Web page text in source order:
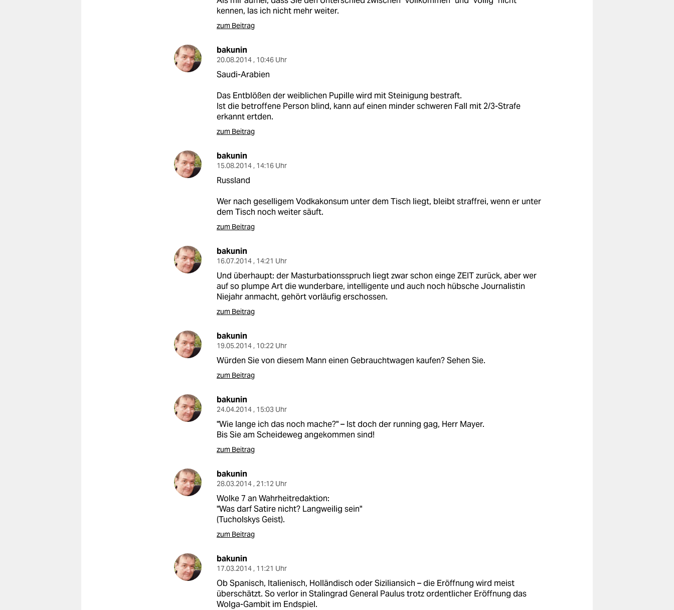
kennen, las ich nicht mehr weiter.
zum Beitrag
bakunin
20.08.2014 , 10:46 Uhr
Saudi-Arabien
Das Entblößen der weiblichen Pupille wird mit Steinigung bestraft.
Ist die betroffene Person blind, kann auf einen minder schweren Fall mit 2/3-Strafe
erkannt ertden.
zum Beitrag
bakunin
15.08.2014 , 14:16 Uhr
Russland
Wer nach geselligem Vodkakonsum unter dem Tisch liegt, bleibt straffrei, wenn er unter
dem Tisch noch weiter säuft.
zum Beitrag
bakunin
16.07.2014 , 14:21 Uhr
Und überhaupt: der Masturbationsspruch liegt zwar schon einge ZEIT zurück, aber wer
auf so plumpe Art die wunderbare, intelligente und auch noch hübsche Journalistin
Niejahr anmacht, gehört vorläufig erschossen.
zum Beitrag
bakunin
19.05.2014 , 10:22 Uhr
Würden Sie von diesem Mann einen Gebrauchtwagen kaufen? Sehen Sie.
zum Beitrag
bakunin
24.04.2014 , 15:03 Uhr
"Wie lange ich das noch mache?" – Ist doch der running gag, Herr Mayer.
Bis Sie am Scheideweg angekommen sind!
zum Beitrag
bakunin
28.03.2014 , 21:12 Uhr
Wolke 7 an Wahrheitredaktion:
"Was darf Satire nicht? Langweilig sein"
(Tucholskys Geist).
zum Beitrag
bakunin
17.03.2014 , 11:21 Uhr
Ob Spanisch, Italienisch, Holländisch oder Siziliansich – die Eröffnung wird meist
überschätzt. So verlor in Stalingrad General Paulus trotz ordentlicher Eröffnung das
Wolga-Gambit im Endspiel.